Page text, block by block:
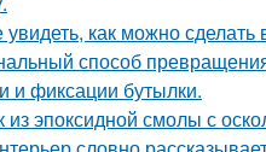
увидеть, как можно
способ
и фиксации бутылки.
из эпоксидной смолы с